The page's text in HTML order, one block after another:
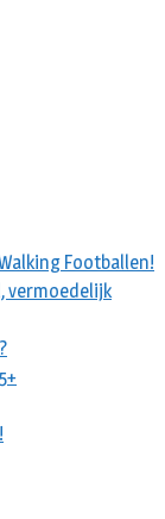
Footballen!
vermoedelijk